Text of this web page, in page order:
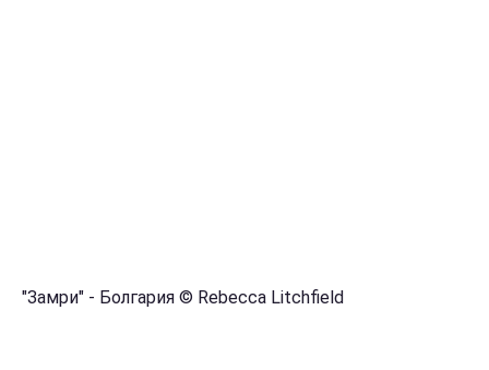
"Замри" - Болгария © Rebecca Litchfield